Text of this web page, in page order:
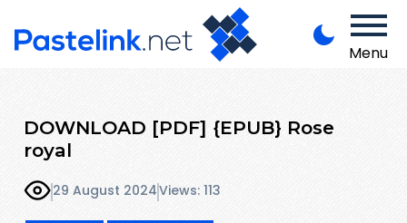
Menu
DOWNLOAD [PDF] {EPUB} Rose
royal
29 August 2024Views: 113